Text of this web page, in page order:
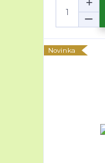
Novinka